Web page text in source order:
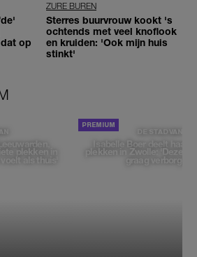
op
ZURE BUREN
Sterres buurvrouw kookt 's
ochtends met veel knoflook
en kruiden: 'Ook mijn huis
stinkt'
plekken in
als thuis'
DE STAD VAN
Isabelle Boer deelt haar
plekken in Zwolle: 'Deze
graag verborgen'